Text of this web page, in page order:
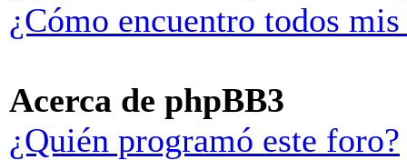
¿Cómo encuentro todos
Acerca de phpBB3
¿Quién programó este foro?